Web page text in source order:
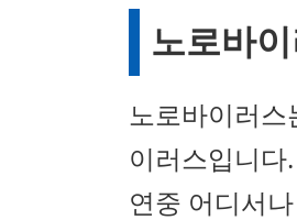
노로바
노로바이러스
이러스입니다.
연중 어디서